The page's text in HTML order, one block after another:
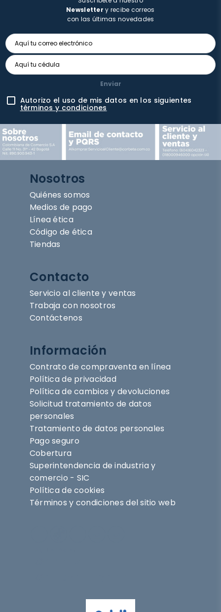
Newsletter y recibe correos
con las últimas novedades
Enviar
Autorizo el uso de mis datos en los siguientes
términos y condiciones
Nosotros
Quiénes somos
Medios de pago
Línea ética
Código de ética
Tiendas
Contacto
Servicio al cliente y ventas
Trabaja con nosotros
Contáctenos
Información
Contrato de compraventa en línea
Política de privacidad
Política de cambios y devoluciones
Solicitud tratamiento de datos
personales
Tratamiento de datos personales
Pago seguro
Cobertura
Superintendencia de industria y
comercio - SIC
Política de cookies
Términos y condiciones del sitio web